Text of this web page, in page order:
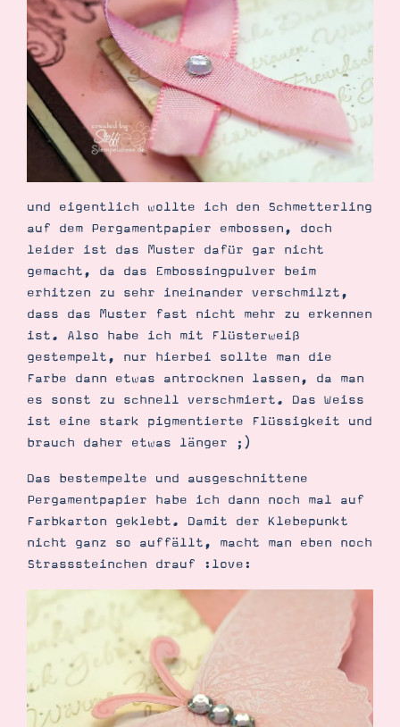
und eigentlich wollte ich den Schmetterling
auf dem Pergamentpapier embossen, doch
leider ist das Muster dafür gar nicht
gemacht, da das Embossingpulver beim
erhitzen zu sehr ineinander verschmilzt,
dass das Muster fast nicht mehr zu erkennen
ist. Also habe ich mit Flüsterweiß
gestempelt, nur hierbei sollte man die
Farbe dann etwas antrocknen lassen, da man
es sonst zu schnell verschmiert. Das Weiss
ist eine stark pigmentierte Flüssigkeit und
brauch daher etwas länger ;)
Das bestempelte und ausgeschnittene
Pergamentpapier habe ich dann noch mal auf
Farbkarton geklebt. Damit der Klebepunkt
nicht ganz so auffällt, macht man eben noch
Strasssteinchen drauf :love: